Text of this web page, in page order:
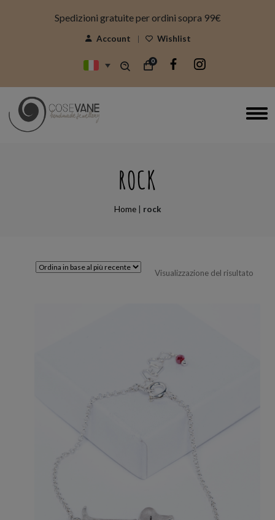
Spedizioni gratuite per ordini sopra 99€
Account Wishlist
0
ROCK
Home| rock
Visualizzazione del risultato